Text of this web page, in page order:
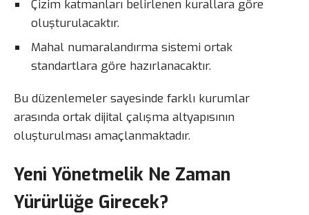
Çizim katmanları belirlenen kurallara göre
oluşturulacaktır.
Mahal numaralandırma sistemi ortak
standartlara göre hazırlanacaktır.
Bu düzenlemeler sayesinde farklı kurumlar
arasında ortak dijital çalışma altyapısının
oluşturulması amaçlanmaktadır.
Yeni Yönetmelik Ne Zaman
Yürürlüğe Girecek?